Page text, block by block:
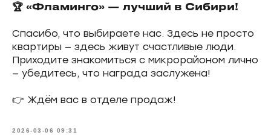
🏆 «Фламинго» — лучший в Сибири!
Спасибо, что выбираете нас. Здесь не просто
квартиры — здесь живут счастливые люди.
Приходите знакомиться с микрорайоном лично
— убедитесь, что награда заслужена!
👉 Ждём вас в отделе продаж!
2026-03-06 09:31